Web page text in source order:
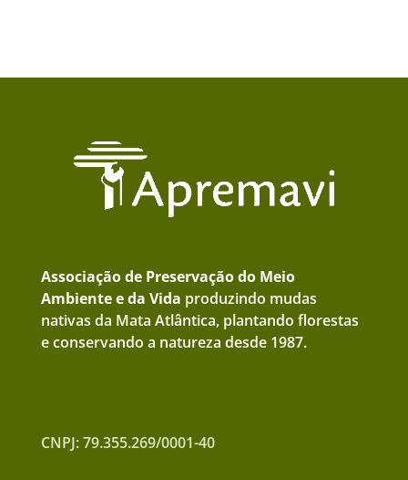
Associação de Preservação do Meio
Ambiente e da Vida produzindo mudas
nativas da Mata Atlântica, plantando florestas
e conservando a natureza desde 1987.
CNPJ: 79.355.269/0001-40